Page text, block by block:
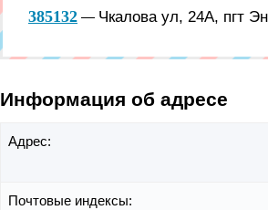
385132 — Чкалова ул, 24А, пгт
Информация об адресе
Адрес:
Почтовые индексы: